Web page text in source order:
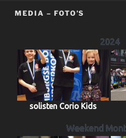
MEDIA – FOTO’S
2024
solisten Corio Kids
Weekend